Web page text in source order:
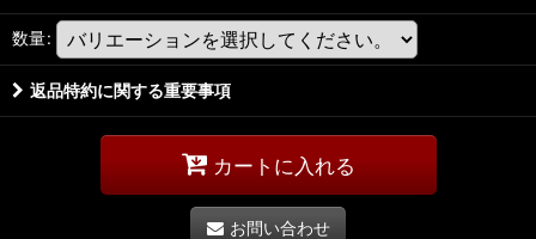
数量:
返品特約に関する重要事項
カートに入れる
お問い合わせ